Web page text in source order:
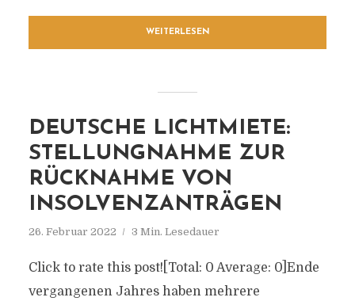
WEITERLESEN
DEUTSCHE LICHTMIETE:
STELLUNGNAHME ZUR
RÜCKNAHME VON
INSOLVENZANTRÄGEN
26. Februar 2022 3 Min. Lesedauer
Click to rate this post![Total: 0 Average: 0]Ende
vergangenen Jahres haben mehrere